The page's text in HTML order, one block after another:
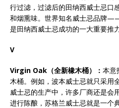
行过滤，过滤后的田纳西威士忌口
和烟熏味。世界知名威士忌品牌——
是田纳西威士忌成功的一大重要推力
V
Virgin Oak （全新橡木桶）： 本意
木桶。例如，波本威士忌就只采用
威士忌的生产中，许多厂商还是会
进行陈酿，苏格兰威士忌就是一个